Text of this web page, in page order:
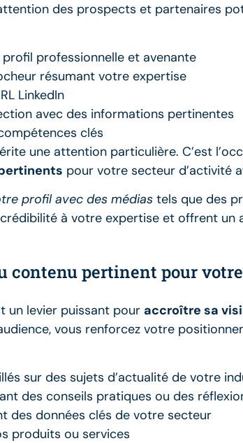
des prospects et partenaires
professionnelle et avenante
résumant votre expertise
LinkedIn
avec des informations pertinentes
clés
une attention particulière. C’est
pour votre secteur d’activité
profil avec des médias tels que des
à votre expertise et offrent
contenu pertinent pour
un levier puissant pour accroître sa
vous renforcez votre
sur des sujets d’actualité de votre
des conseils pratiques ou des
des données clés de votre secteur
produits ou services